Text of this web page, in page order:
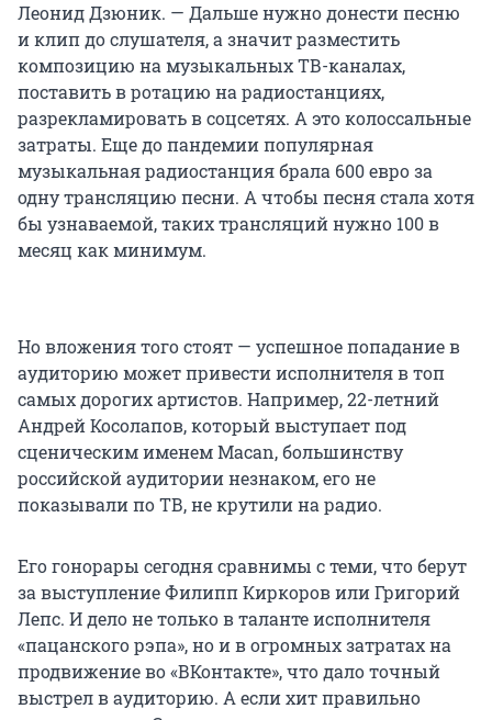
Леонид Дзюник. — Дальше нужно донести песню
и клип до слушателя, а значит разместить
композицию на музыкальных ТВ-каналах,
поставить в ротацию на радиостанциях,
разрекламировать в соцсетях. А это колоссальные
затраты. Еще до пандемии популярная
музыкальная радиостанция брала 600 евро за
одну трансляцию песни. А чтобы песня стала хотя
бы узнаваемой, таких трансляций нужно 100 в
месяц как минимум.
Но вложения того стоят — успешное попадание в
аудиторию может привести исполнителя в топ
самых дорогих артистов. Например, 22-летний
Андрей Косолапов, который выступает под
сценическим именем Macan, большинству
российской аудитории незнаком, его не
показывали по ТВ, не крутили на радио.
Его гонорары сегодня сравнимы с теми, что берут
за выступление Филипп Киркоров или Григорий
Лепс. И дело не только в таланте исполнителя
«пацанского рэпа», но и в огромных затратах на
продвижение во «ВКонтакте», что дало точный
выстрел в аудиторию. А если хит правильно